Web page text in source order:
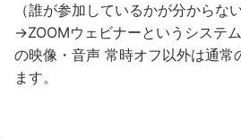
（誰が参加しているかが分からな
→ZOOMウェビナーというシステ
の映像・音声 常時オフ以外は通常
ます。